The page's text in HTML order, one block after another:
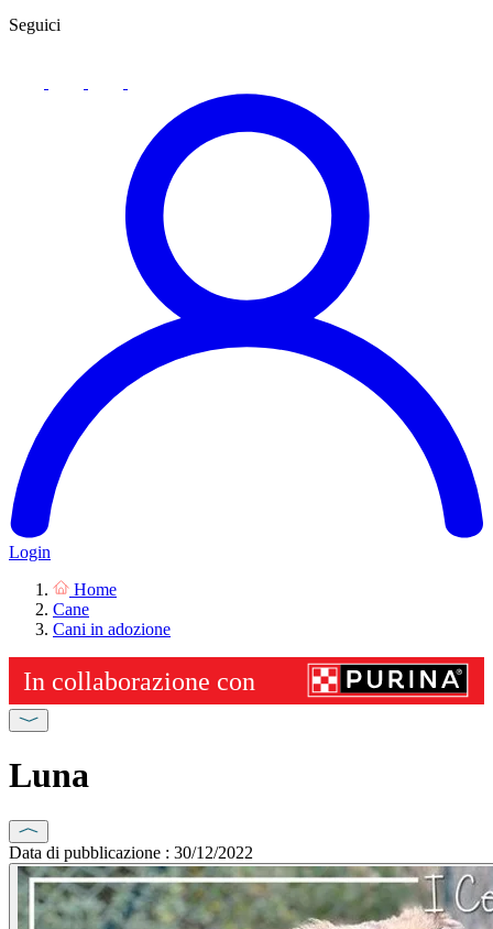
Seguici
Login
Home
Cane
Cani in adozione
Luna
Data di pubblicazione : 30/12/2022